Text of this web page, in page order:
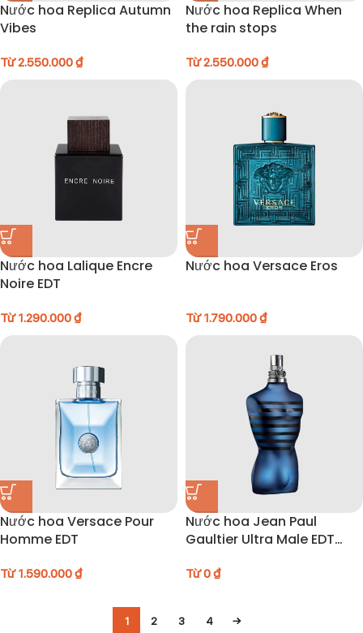
Nước hoa Replica Autumn
Vibes
Từ2.550.000₫
Nước hoa Replica When
the rain stops
Từ2.550.000₫
Nước hoa Lalique Encre
Noire EDT
Từ1.290.000₫
Nước hoa Versace Eros
Từ1.790.000₫
Nước hoa Versace Pour
Homme EDT
Từ1.590.000₫
Nước hoa Jean Paul
Gaultier Ultra Male EDT
Từ0₫
1 2 3 4 →